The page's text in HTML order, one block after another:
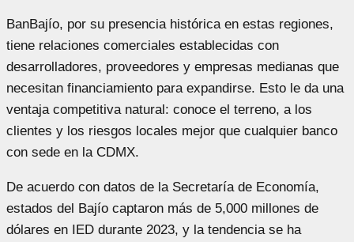
BanBajío, por su presencia histórica en estas regiones,
tiene relaciones comerciales establecidas con
desarrolladores, proveedores y empresas medianas que
necesitan financiamiento para expandirse. Esto le da una
ventaja competitiva natural: conoce el terreno, a los
clientes y los riesgos locales mejor que cualquier banco
con sede en la CDMX.
De acuerdo con datos de la Secretaría de Economía,
estados del Bajío captaron más de 5,000 millones de
dólares en IED durante 2023, y la tendencia se ha